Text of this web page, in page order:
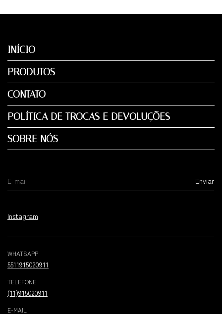
INÍCIO
PRODUTOS
CONTATO
POLÍTICA DE TROCAS E DEVOLUÇÕES
SOBRE NÓS
Instagram
WHATSAPP
5511915020911
TELEFONE
(11)915020911
E-MAIL